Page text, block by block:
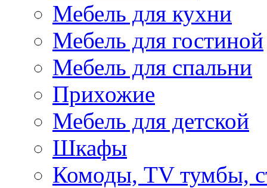
Мебель для кухни
Мебель для гостиной
Мебель для спальни
Прихожие
Мебель для детской
Шкафы
Комоды, TV тумбы,